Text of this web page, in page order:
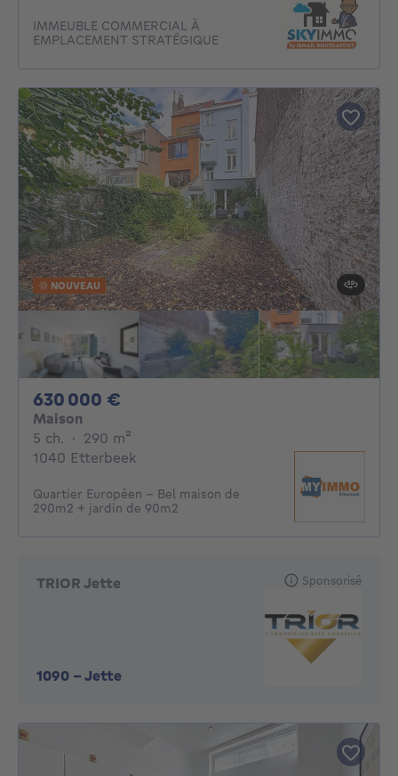
IMMEUBLE COMMERCIAL À
EMPLACEMENT STRATÉGIQUE
NOUVEAU
630 000 €
Maison
5 ch. 5 chambres
· 290 m²
1040 Etterbeek
Quartier Européen - Bel maison de
290m2 + jardin de 90m2
TRIOR Jette
1090 -Jette
Sponsorisé